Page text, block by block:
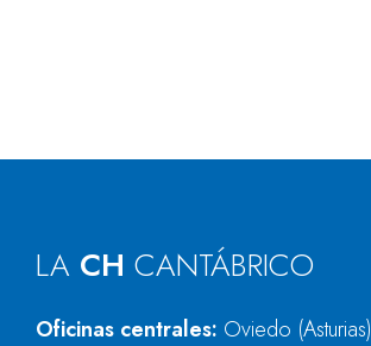
LA CH CANTÁBRICO
Oficinas centrales: Oviedo (Asturias)